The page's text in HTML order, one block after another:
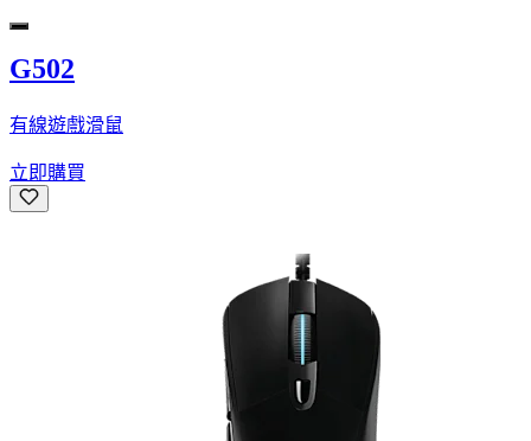
G502
有線遊戲滑鼠
立即購買